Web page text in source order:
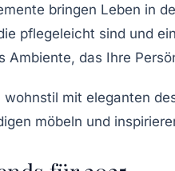
bringen Leben in
pflegeleicht sind und
Ambiente, das Ihre